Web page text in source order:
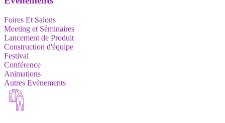
Foires Et Salons
Meeting et Séminaires
Lancement de Produit
Construction d'équipe
Festival
Conférence
Animations
Autres Evènements